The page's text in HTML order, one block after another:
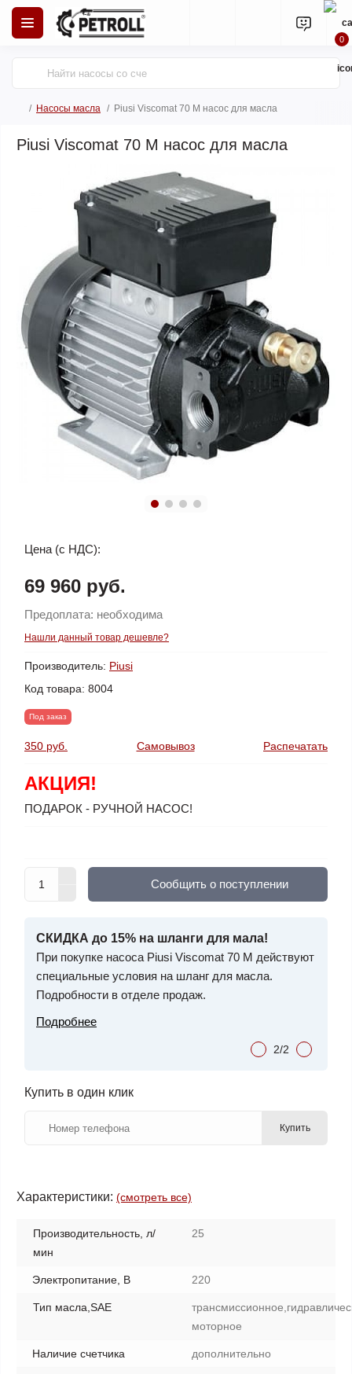
0
Насосы масла Piusi Viscomat 70 М насос для масла
Piusi Viscomat 70 М насос для масла
Производитель: Piusi
Код товара: 8004
Под заказ
350 руб. Самовывоз Распечатать
Цена (с НДС):
69 960 руб.
Предоплата: необходима
Нашли данный товар дешевле?
АКЦИЯ!
ПОДАРОК - РУЧНОЙ НАСОС!
Cообщить о поступлении
СКИДКА до 15% на шланги для мала!
При покупке насоса Piusi Viscomat 70 М действуют
специальные условия на шланг для масла.
Подробности в отделе продаж.
Подробнее
2/2
Купить в один клик
Купить
Характеристики: (смотреть все)
Производительность, л/
мин
25
Электропитание, В 220
Тип масла,SAE
моторное
Наличие счетчика дополнительно